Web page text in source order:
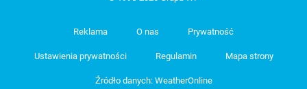
Reklama O nas Prywatność
Ustawienia prywatności Regulamin Mapa strony
Źródło danych: WeatherOnline